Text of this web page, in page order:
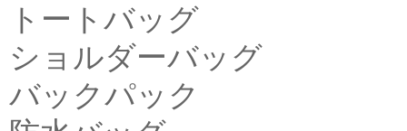
トートバッグ
ショルダーバッグ
バックパック